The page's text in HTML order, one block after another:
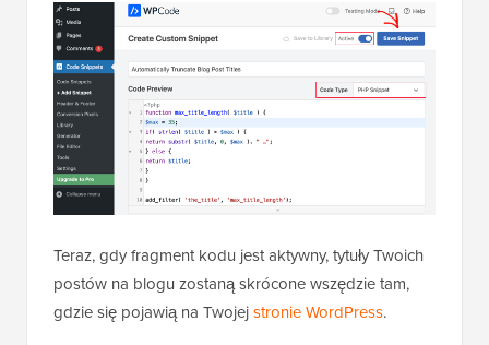
Teraz, gdy fragment kodu jest aktywny, tytuły Twoich
postów na blogu zostaną skrócone wszędzie tam,
gdzie się pojawią na Twojejstronie WordPress.